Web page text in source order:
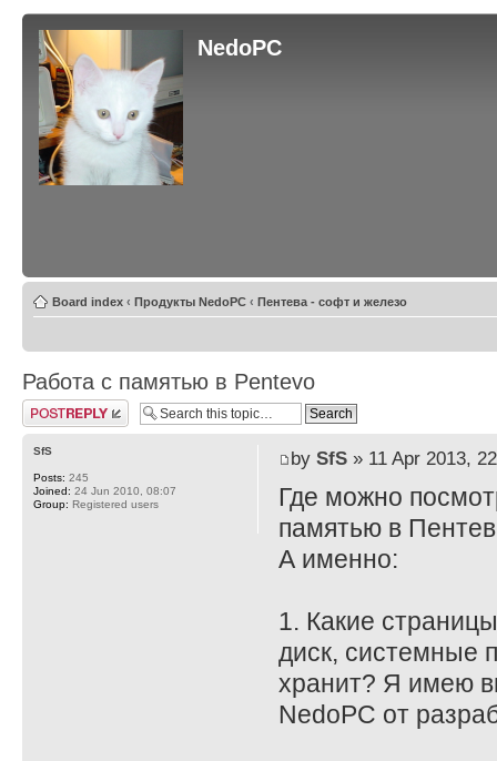
NedoPC
Board index ‹ Продукты NedoPC ‹ Пентева - софт и железо
Работа с памятью в Pentevo
Post a reply
by SfS» 11 Apr 2013,
Где можно
памятью в
А именно:
1. Какие
диск, системные
хранит? Я имею
NedoPC от
SfS
Posts: 245
Joined: 24 Jun 2010, 08:07
Group: Registered users